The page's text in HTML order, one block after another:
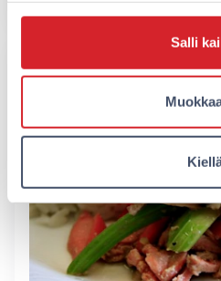
Salli